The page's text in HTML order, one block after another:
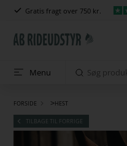
Gratis fragt over 750 kr.
Menu
FORSIDE >HEST
TILBAGE TIL FORRIGE